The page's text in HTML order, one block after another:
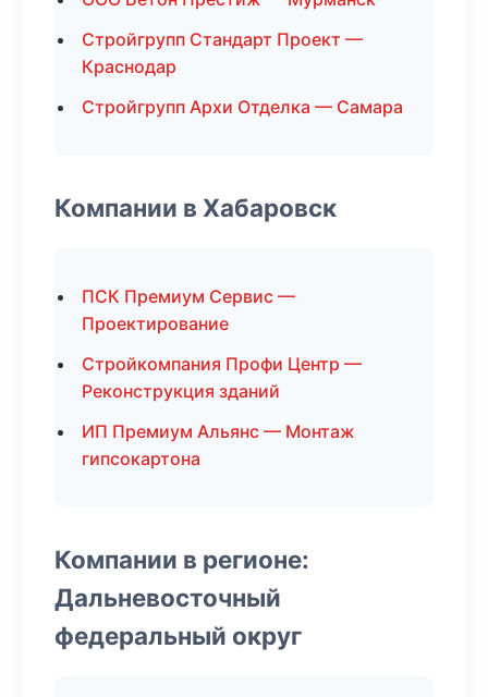
Стройгрупп Стандарт Проект —
Краснодар
Стройгрупп Архи Отделка — Самара
Компании в Хабаровск
ПСК Премиум Сервис —
Проектирование
Стройкомпания Профи Центр —
Реконструкция зданий
ИП Премиум Альянс — Монтаж
гипсокартона
Компании в регионе:
Дальневосточный
федеральный округ